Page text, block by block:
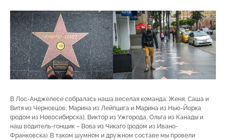
В Лос-Анджелесе собралась наша веселая команда: Женя, Саша и
Витя из Черновцов, Марина из Лейпцига и Марина из Нью-Йорка
(родом из Новосибирска), Виктор из Ужгорода, Ольга из Канады и
наш водитель-гонщик – Вова из Чикаго (родом из Ивано-
Франковска). В таком шумном и дружном составе мы провели